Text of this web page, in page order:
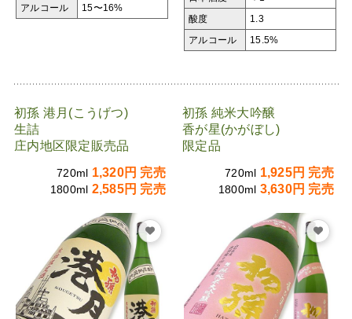
アルコール 15〜16%
酸度 1.3
アルコール 15.5%
初孫 港月(こうげつ)
生詰
庄内地区限定販売品
720ml 1,320円 完売
1800ml 2,585円 完売
初孫 純米大吟醸
香が星(かがぼし)
限定品
720ml 1,925円 完売
1800ml 3,630円 完売